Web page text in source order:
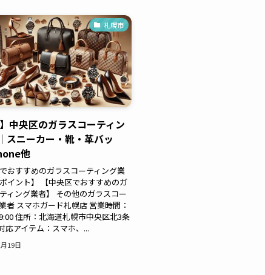
札幌市
】中央区のガラスコーティン
スニーカー・靴・革バッ
他
でおすすめのガラスコーティング業
イント】 【中央区でおすすめのガ
ィング業者】 その他のガラスコー
者 スマホガード札幌店 営業時間：
住所：北海道札幌市中央区北3条
応アイテム：スマホ、...
19日